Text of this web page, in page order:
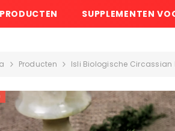
SUPPLEMENTEN
Producten Isli Biologische Circassian